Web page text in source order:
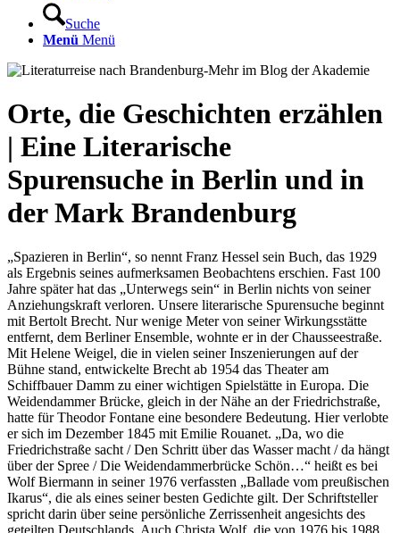
Suche
Menü Menü
Orte, die Geschichten erzählen
| Eine Literarische
Spurensuche in Berlin und in
der Mark Brandenburg
„Spazieren in Berlin“, so nennt Franz Hessel sein Buch, das 1929
als Ergebnis seines aufmerksamen Beobachtens erschien. Fast 100
Jahre später hat das „Unterwegs sein“ in Berlin nichts von seiner
Anziehungskraft verloren. Unsere literarische Spurensuche beginnt
mit Bertolt Brecht. Nur wenige Meter von seiner Wirkungsstätte
entfernt, dem Berliner Ensemble, wohnte er in der Chausseestraße.
Mit Helene Weigel, die in vielen seiner Inszenierungen auf der
Bühne stand, entwickelte Brecht ab 1954 das Theater am
Schiffbauer Damm zu einer wichtigen Spielstätte in Europa. Die
Weidendammer Brücke, gleich in der Nähe an der Friedrichstraße,
hatte für Theodor Fontane eine besondere Bedeutung. Hier verlobte
er sich im Dezember 1845 mit Emilie Rouanet. „Da, wo die
Friedrichstraße sacht / Den Schritt über das Wasser macht / da hängt
über der Spree / Die Weidendammerbrücke Schön…“ heißt es bei
Wolf Biermann in seiner 1976 verfassten „Ballade vom preußischen
Ikarus“, die als eines seiner besten Gedichte gilt. Der Schriftsteller
spricht darin über seine persönliche Zerrissenheit angesichts des
geteilten Deutschlands. Auch Christa Wolf, die von 1976 bis 1988